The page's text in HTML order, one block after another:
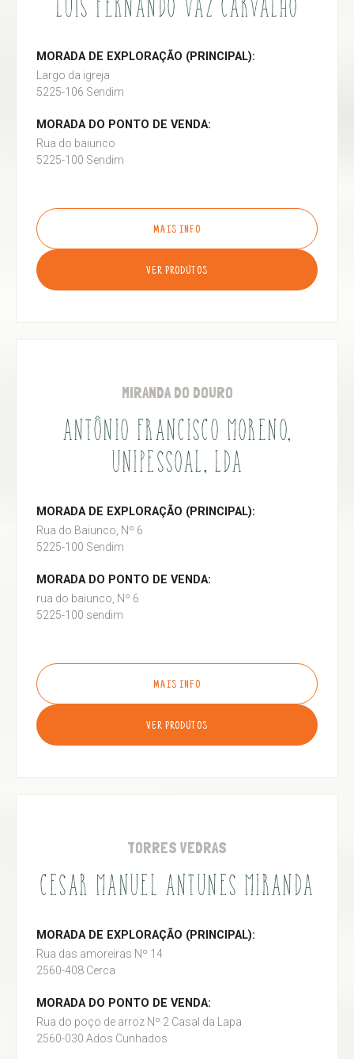
LUÍS FERNANDO VAZ CARVALHO
MORADA DE EXPLORAÇÃO (PRINCIPAL):
Largo da igreja
5225-106 Sendim
MORADA DO PONTO DE VENDA:
Rua do baiunco
5225-100 Sendim
MAIS INFO
VER PRODUTOS
MIRANDA DO DOURO
ANTÔNIO FRANCISCO MORENO,
UNIPESSOAL, LDA
MORADA DE EXPLORAÇÃO (PRINCIPAL):
Rua do Baiunco, Nº 6
5225-100 Sendim
MORADA DO PONTO DE VENDA:
rua do baiunco, Nº 6
5225-100 sendim
MAIS INFO
VER PRODUTOS
TORRES VEDRAS
CESAR MANUEL ANTUNES MIRANDA
MORADA DE EXPLORAÇÃO (PRINCIPAL):
Rua das amoreiras Nº 14
2560-408 Cerca
MORADA DO PONTO DE VENDA:
Rua do poço de arroz Nº 2 Casal da Lapa
2560-030 Ados Cunhados